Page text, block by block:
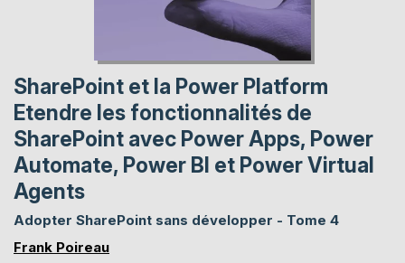
SharePoint et la Power Platform
Etendre les fonctionnalités de
SharePoint avec Power Apps, Power
Automate, Power BI et Power Virtual
Agents
Adopter SharePoint sans développer - Tome 4
Frank Poireau